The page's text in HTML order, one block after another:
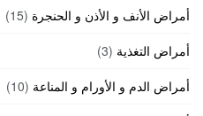
أمراض الأنف و الأذن و الحنجرة (15)
أمراض التغذية (3)
أمراض الدم و الأورام و المناعة (10)